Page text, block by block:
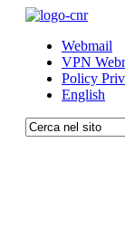
Webmail
VPN
Policy
English